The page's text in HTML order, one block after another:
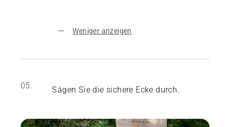
Weniger anzeigen
05. Sägen Sie die sichere Ecke durch.